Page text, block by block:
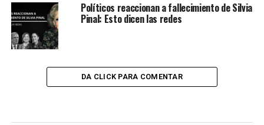
Políticos reaccionan a fallecimiento de Silvia
Pinal: Esto dicen las redes
DA CLICK PARA COMENTAR